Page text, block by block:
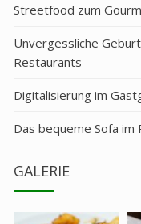
Streetfood zum
Unvergessliche
Restaurants
Digitalisierung im
Das bequeme Sofa im
GALERIE